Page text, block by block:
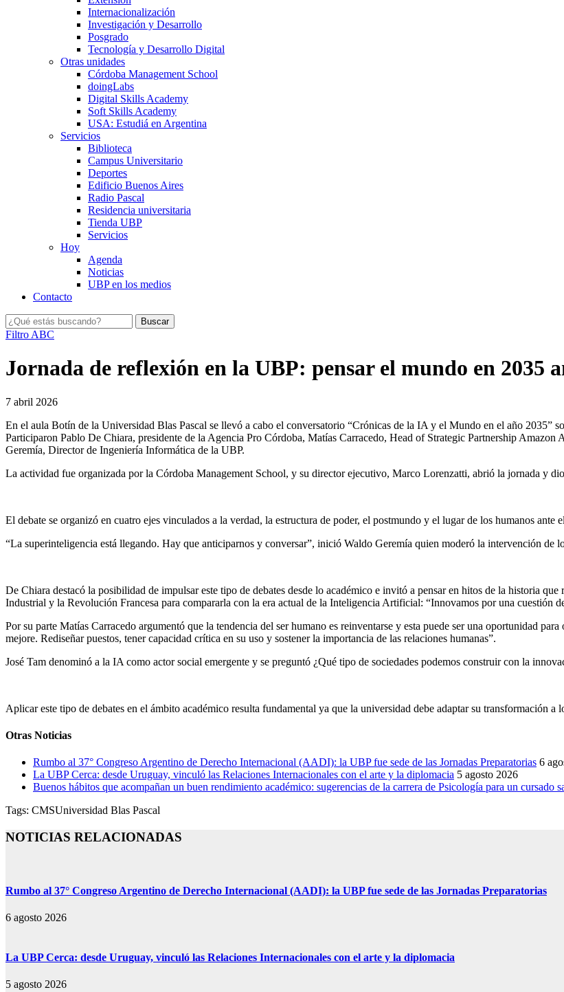
Internacionalización
Investigación y Desarrollo
Posgrado
Tecnología y Desarrollo Digital
Otras unidades
Córdoba Management School
doingLabs
Digital Skills Academy
Soft Skills Academy
USA: Estudiá en Argentina
Servicios
Biblioteca
Campus Universitario
Deportes
Edificio Buenos Aires
Radio Pascal
Residencia universitaria
Tienda UBP
Servicios
Hoy
Agenda
Noticias
UBP en los medios
Contacto
Filtro ABC
Jornada de reflexión en la UBP: pensar el mundo en 2035
7 abril 2026
En el aula Botín de la Universidad Blas Pascal se llevó a cabo el conversatorio “Crónicas de la IA y el Mundo en el año 2035”
Participaron Pablo De Chiara, presidente de la Agencia Pro Córdoba, Matías Carracedo, Head of Strategic Partnership
Geremía, Director de Ingeniería Informática de la UBP.
La actividad fue organizada por la Córdoba Management School, y su director ejecutivo, Marco Lorenzatti, abrió la jornada y
El debate se organizó en cuatro ejes vinculados a la verdad, la estructura de poder, el postmundo y el lugar de los humanos
“La superinteligencia está llegando. Hay que anticiparnos y conversar”, inició Waldo Geremía quien moderó la intervención de
De Chiara destacó la posibilidad de impulsar este tipo de debates desde lo académico e invitó a pensar en hitos de la historia
Industrial y la Revolución Francesa para compararla con la era actual de la Inteligencia Artificial: “Innovamos por una cuestión
Por su parte Matías Carracedo argumentó que la tendencia del ser humano es reinventarse y esta puede ser una oportunidad
mejore. Rediseñar puestos, tener capacidad crítica en su uso y sostener la importancia de las relaciones humanas”.
José Tam denominó a la IA como actor social emergente y se preguntó ¿Qué tipo de sociedades podemos construir con la
Aplicar este tipo de debates en el ámbito académico resulta fundamental ya que la universidad debe adaptar su transformación
Otras Noticias
Rumbo al 37° Congreso Argentino de Derecho Internacional (AADI): la UBP fue sede de las Jornadas Preparatorias 6
La UBP Cerca: desde Uruguay, vinculó las Relaciones Internacionales con el arte y la diplomacia 5 agosto 2026
Buenos hábitos que acompañan un buen rendimiento académico: sugerencias de la carrera de Psicología para un cursado
Tags: CMSUniversidad Blas Pascal
NOTICIAS RELACIONADAS
Rumbo al 37° Congreso Argentino de Derecho Internacional (AADI): la UBP fue sede de las Jornadas Preparatorias
6 agosto 2026
La UBP Cerca: desde Uruguay, vinculó las Relaciones Internacionales con el arte y la diplomacia
5 agosto 2026